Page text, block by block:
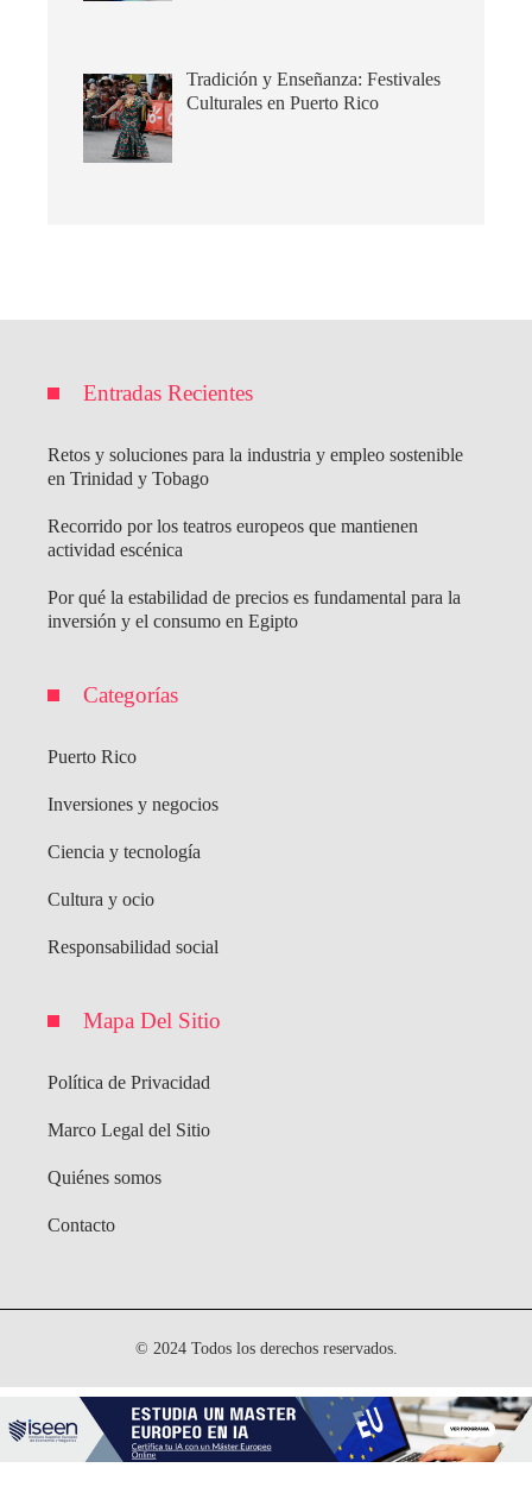
Tradición y Enseñanza: Festivales
Culturales en Puerto Rico
Entradas Recientes
Retos y soluciones para la industria y empleo sostenible
en Trinidad y Tobago
Recorrido por los teatros europeos que mantienen
actividad escénica
Por qué la estabilidad de precios es fundamental para la
inversión y el consumo en Egipto
Categorías
Puerto Rico
Inversiones y negocios
Ciencia y tecnología
Cultura y ocio
Responsabilidad social
Mapa Del Sitio
Política de Privacidad
Marco Legal del Sitio
Quiénes somos
Contacto
© 2024 Todos los derechos reservados.